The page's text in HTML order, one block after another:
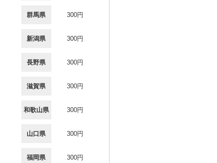
群馬県 300円
新潟県 300円
長野県 300円
滋賀県 300円
和歌山県 300円
山口県 300円
福岡県 300円